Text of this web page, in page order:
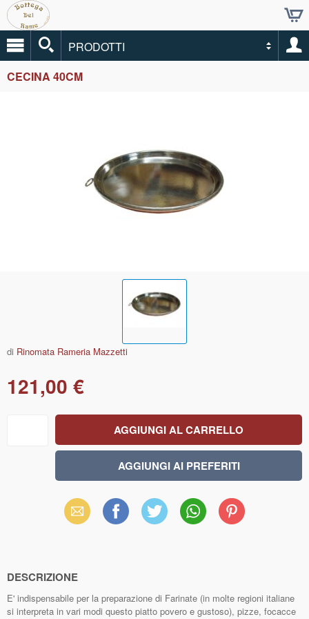
PRODOTTI
CECINA 40CM
di Rinomata Rameria Mazzetti
121,00 €
Email Facebook X WhatsAppPinterest
DESCRIZIONE
E' indispensabile per la preparazione di Farinate (in molte regioni italiane
si interpreta in vari modi questo piatto povero e gustoso), pizze, focacce